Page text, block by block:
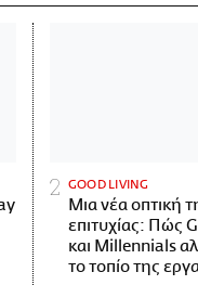
GOOD LIVING
Μια νέα οπτική
επιτυχίας: Πώς
και Millennials
το τοπίο της